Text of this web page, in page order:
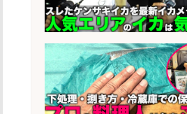
ットを生む、裁量バイ
会社名 株式会社コムライン
さらに求人情報